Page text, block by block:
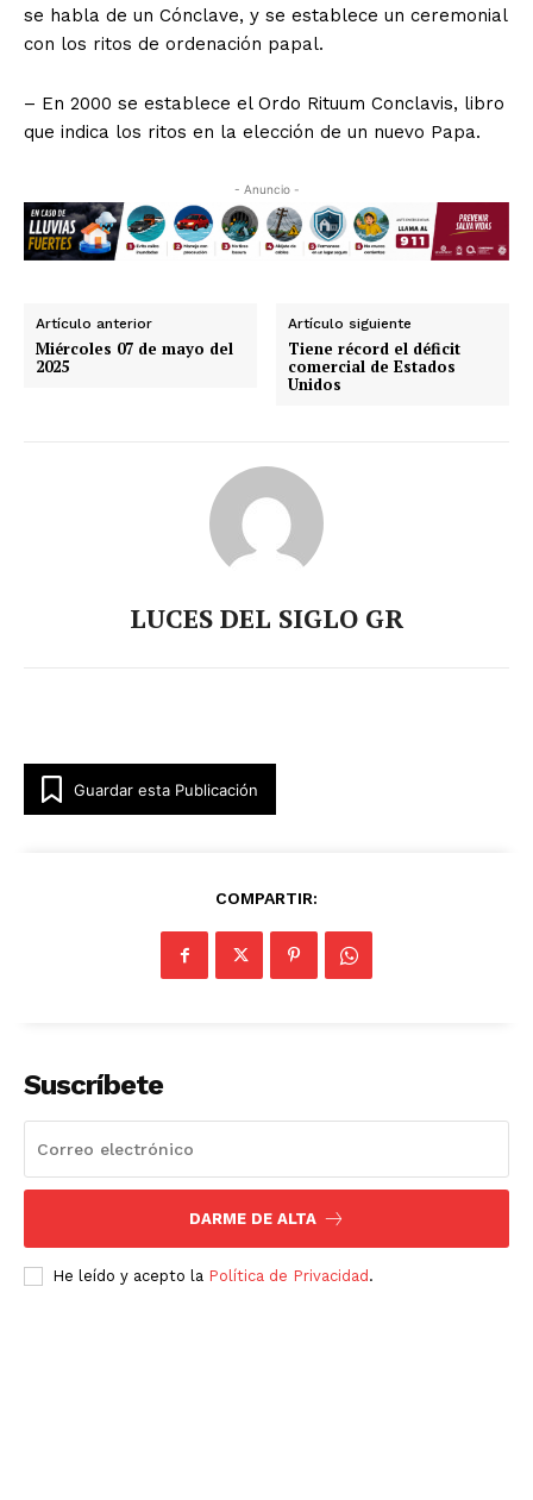
se habla de un Cónclave, y se establece un ceremonial
con los ritos de ordenación papal.
– En 2000 se establece el Ordo Rituum Conclavis, libro
que indica los ritos en la elección de un nuevo Papa.
- Anuncio -
Artículo anterior
Miércoles 07 de mayo del
2025
Artículo siguiente
Tiene récord el déficit
comercial de Estados
Unidos
LUCES DEL SIGLO GR
Guardar esta Publicación
COMPARTIR:
Suscríbete
DARME DE ALTA
He leído y acepto la Política de Privacidad .